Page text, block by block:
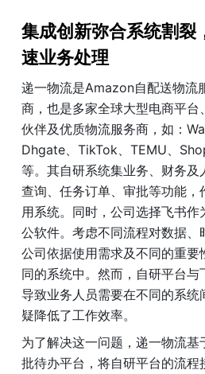
集成创新弥合系统割裂
速业务处理
递一物流是Amazon自配送物流
商，也是多家全球大型电商平台
伙伴及优质物流服务商，如：
Dhgate、TikTok、TEMU、
等。其自研系统集业务、财务及
查询、任务订单、审批等功能，
用系统。同时，公司选择飞书
公软件。考虑不同流程对数据、
公司依据使用需求及不同的重要
同的系统中。然而，自研平台与
导致业务人员需要在不同的系统
疑降低了工作效率。
为了解决这一问题，递一物流基
批待办平台，将自研平台的流程